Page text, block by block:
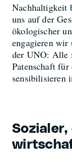
Nachhaltigkeit
uns auf der
ökologischer
engagieren wir
der UNO: Alle
Patenschaft
sensibilisieren
Sozialer,